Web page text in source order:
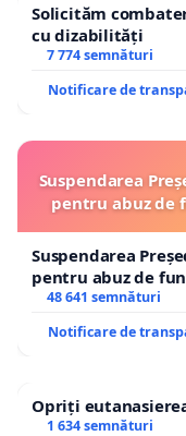
Solicităm
cu dizabilități
7 774 semnături
Notificare de
Suspendarea
pentru abuz de
Suspendarea
pentru abuz de
48 641 semnături
Notificare de
Opriți
1 634 semnături